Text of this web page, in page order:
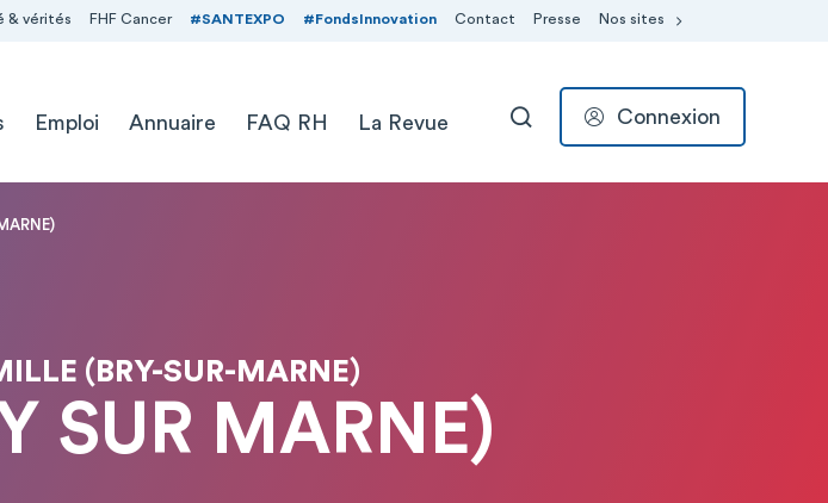
& vérités FHF Cancer #SANTEXPO #FondsInnovation Contact Presse Nos sites
Emploi Annuaire FAQ RH La Revue RECHERCHER
Connexion
(BRY-SUR-MARNE)
SUR MARNE)